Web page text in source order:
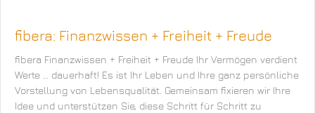
fibera: Finanzwissen + Freiheit + Freude
fibera Finanzwissen + Freiheit + Freude Ihr Vermögen verdient
Werte … dauerhaft! Es ist Ihr Leben und Ihre ganz persönliche
Vorstellung von Lebensqualität. Gemeinsam fixieren wir Ihre
Idee und unterstützen Sie, diese Schritt für Schritt zu